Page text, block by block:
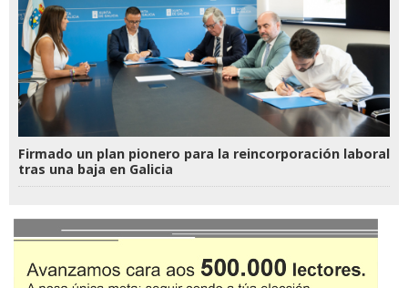
Firmado un plan pionero para la reincorporación laboral
tras una baja en Galicia